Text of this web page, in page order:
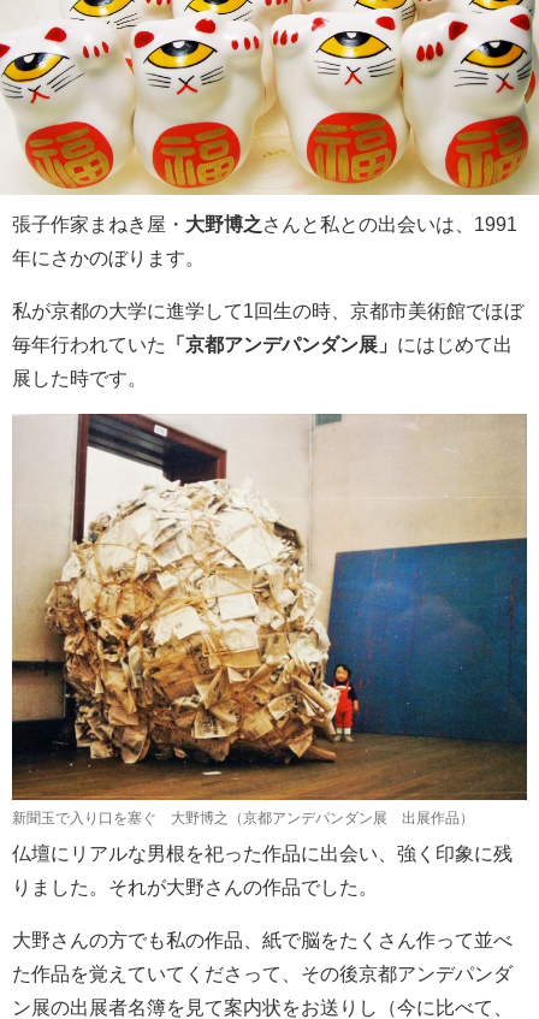
張子作家まねき屋・ 大野博之さんと私との出会いは、1991
年にさかのぼります。
私が京都の大学に進学して1回生の時、京都市美術館でほぼ
毎年行われていた
「京都アンデパンダン展」 にはじめて出
展した時です。
新聞玉で入り口を塞ぐ 大野博之（京都アンデパンダン展 出展作品）
仏壇にリアルな男根を祀った作品に出会い、強く印象に残
りました。それが大野さんの作品でした。
大野さんの方でも私の作品、紙で脳をたくさん作って並べ
た作品を覚えていてくださって、その後京都アンデパンダ
ン展の出展者名簿を見て案内状をお送りし（今に比べて、